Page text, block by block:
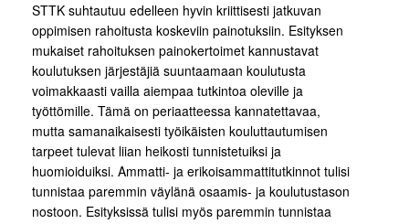
STTK suhtautuu edelleen hyvin kriittisesti jatkuvan
oppimisen rahoitusta koskeviin painotuksiin. Esityksen
mukaiset rahoituksen painokertoimet kannustavat
koulutuksen järjestäjiä suuntaamaan koulutusta
voimakkaasti vailla aiempaa tutkintoa oleville ja
työttömille. Tämä on periaatteessa kannatettavaa,
mutta samanaikaisesti työikäisten kouluttautumisen
tarpeet tulevat liian heikosti tunnistetuiksi ja
huomioiduiksi. Ammatti- ja erikoisammattitutkinnot tulisi
tunnistaa paremmin väylänä osaamis- ja koulutustason
nostoon. Esityksissä tulisi myös paremmin tunnistaa